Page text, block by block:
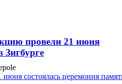
провели 21 июня
Зигбурге